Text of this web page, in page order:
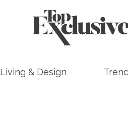
Living & Design